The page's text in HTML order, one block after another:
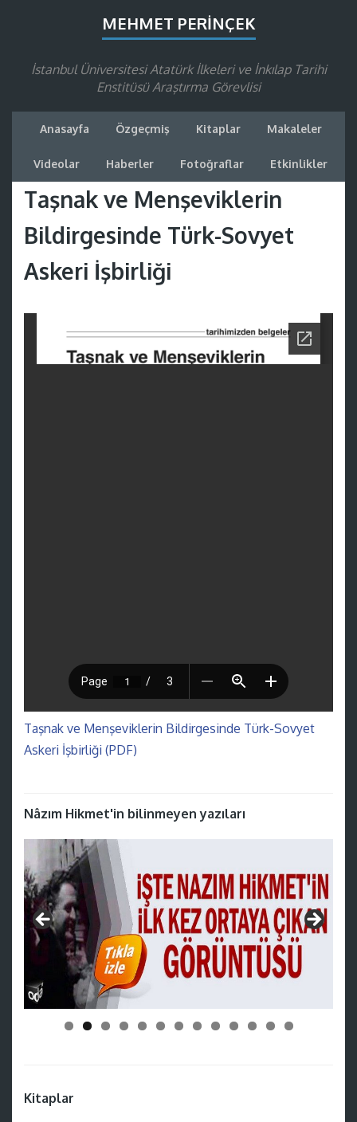
MEHMET PERINÇEK
İstanbul Üniversitesi Atatürk İlkeleri ve İnkılap Tarihi
Enstitüsü Araştırma Görevlisi
Anasayfa Özgeçmiş Kitaplar Makaleler
Videolar Haberler Fotoğraflar Etkinlikler
Taşnak ve Menşeviklerin
Bildirgesinde Türk-Sovyet
Askeri İşbirliği
Taşnak ve Menşeviklerin Bildirgesinde Türk-Sovyet
Askeri İşbirliği (PDF)
Nâzım Hikmet'in bilinmeyen yazıları
Kitaplar